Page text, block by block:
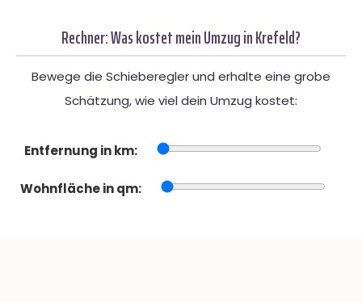
Rechner: Was kostet mein Umzug in Krefeld?
Bewege die Schieberegler und erhalte eine grobe
Schätzung, wie viel dein Umzug kostet:
Entfernung in km:
Wohnfläche in qm: